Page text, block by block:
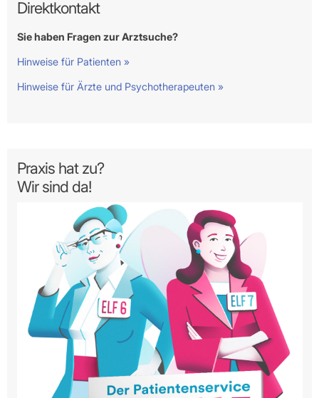
Direktkontakt
Sie haben Fragen zur Arztsuche?
Hinweise für Patienten »
Hinweise für Ärzte und Psychotherapeuten »
Praxis hat zu?
Wir sind da!